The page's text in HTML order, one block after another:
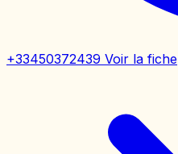
+33450372439 Voir la fiche